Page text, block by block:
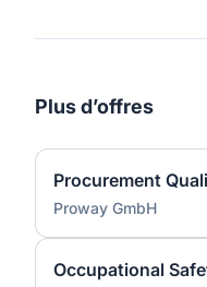
Plus d’offres
Proway GmbH